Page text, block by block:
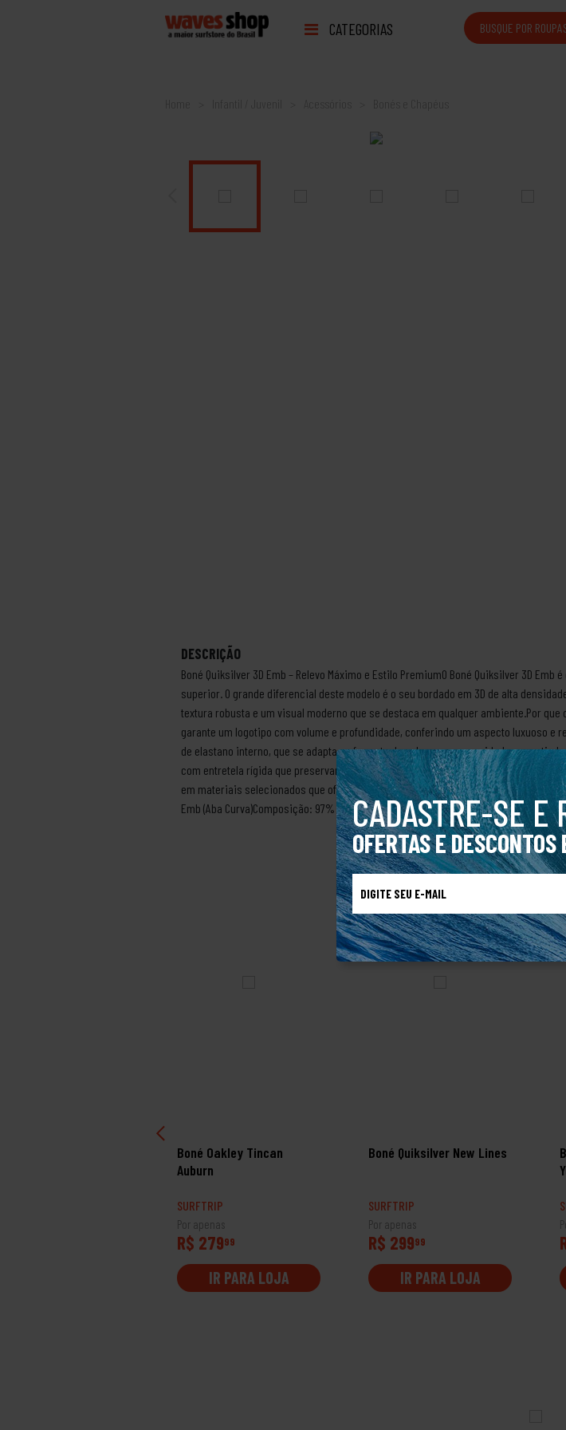
CADASTRE-SE E
OFERTAS E
CATEGORIAS
Home
DESCRIÇÃO
Boné Quiksilver 3D Emb – Relevo Máximo e Estilo PremiumO Boné Quiksilver 3D
superior. O grande diferencial deste modelo é o seu bordado em 3D de alta
textura robusta e um visual moderno que se destaca em qualquer ambiente.Por que
garante um logotipo com volume e profundidade, conferindo um aspecto luxuoso
de elastano interno, que se adapta ao formato da cabeça com suavidade,
com entretela rígida que preservam o formato "crown" (copa) do boné, mantendo-o
em materiais selecionados que oferecem durabilidade contra o desbotamento e o
Emb (Aba Curva)Composição: 97% Poliéster / 3% ElastanoTipo de Fechamento:
TALVEZ VOCÊ
Boné Oakley Tincan
Auburn
SURFTRIP
Por apenas
R$ 27999
IR PARA LOJA
Boné Quiksilver New Lines
SURFTRIP
Por apenas
R$ 29999
IR PARA LOJA